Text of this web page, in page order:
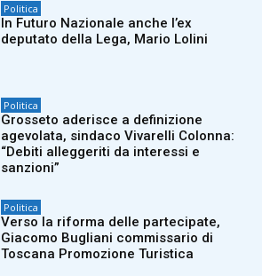
Politica
In Futuro Nazionale anche l’ex
deputato della Lega, Mario Lolini
Politica
Grosseto aderisce a definizione
agevolata, sindaco Vivarelli Colonna:
“Debiti alleggeriti da interessi e
sanzioni”
Politica
Verso la riforma delle partecipate,
Giacomo Bugliani commissario di
Toscana Promozione Turistica